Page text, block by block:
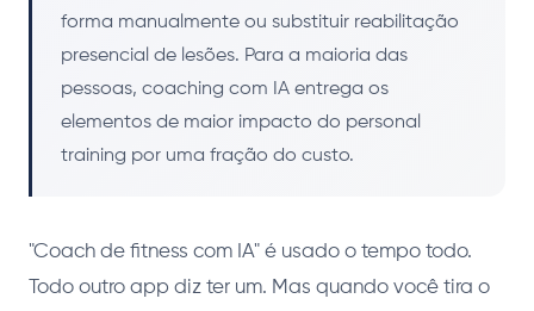
forma manualmente ou substituir reabilitação
presencial de lesões. Para a maioria das
pessoas, coaching com IA entrega os
elementos de maior impacto do personal
training por uma fração do custo.
"Coach de fitness com IA" é usado o tempo todo.
Todo outro app diz ter um. Mas quando você tira o